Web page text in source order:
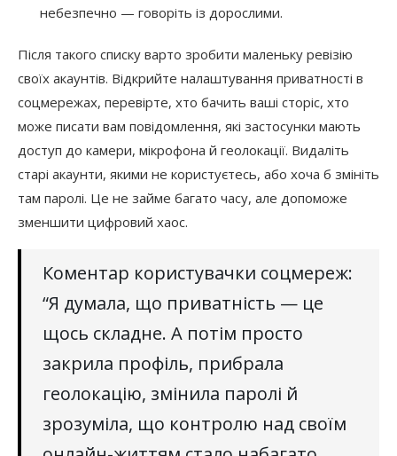
небезпечно — говоріть із дорослими.
Після такого списку варто зробити маленьку ревізію
своїх акаунтів. Відкрийте налаштування приватності в
соцмережах, перевірте, хто бачить ваші сторіс, хто
може писати вам повідомлення, які застосунки мають
доступ до камери, мікрофона й геолокації. Видаліть
старі акаунти, якими не користуєтесь, або хоча б змініть
там паролі. Це не займе багато часу, але допоможе
зменшити цифровий хаос.
Коментар користувачки соцмереж:
“Я думала, що приватність — це
щось складне. А потім просто
закрила профіль, прибрала
геолокацію, змінила паролі й
зрозуміла, що контролю над своїм